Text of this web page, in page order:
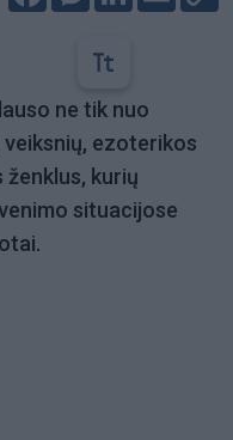
ne tik nuo
ezoterikos
kurių
situacijose